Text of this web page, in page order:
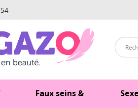
Faux seins &